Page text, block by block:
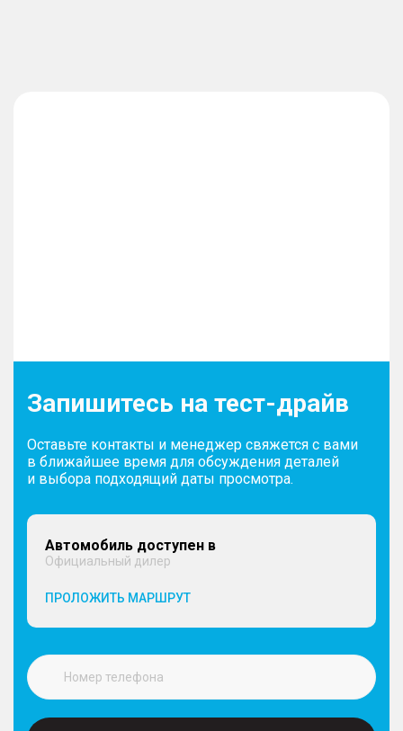
Запишитесь на тест-драйв
Оставьте контакты и менеджер свяжется с вами
в ближайшее время для обсуждения деталей
и выбора подходящий даты просмотра.
Автомобиль доступен в
Официальный дилер
ПРОЛОЖИТЬ МАРШРУТ